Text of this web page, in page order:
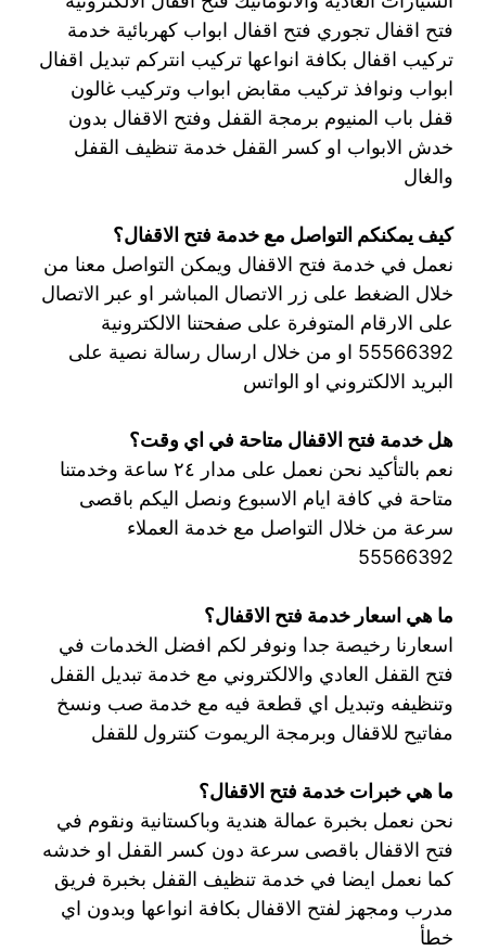
فتح اقفال تجوري فتح اقفال ابواب كهربائية خدمة
تركيب اقفال بكافة انواعها تركيب انتركم تبديل اقفال
ابواب ونوافذ تركيب مقابض ابواب وتركيب غالون
قفل باب المنيوم برمجة القفل وفتح الاقفال بدون
خدش الابواب او كسر القفل خدمة تنظيف القفل
والغال
كيف يمكنكم التواصل مع خدمة فتح الاقفال؟
نعمل في خدمة فتح الاقفال ويمكن التواصل معنا من
خلال الضغط على زر الاتصال المباشر او عبر الاتصال
على الارقام المتوفرة على صفحتنا الالكترونية
55566392 او من خلال ارسال رسالة نصية على
البريد الالكتروني او الواتس
هل خدمة فتح الاقفال متاحة في اي وقت؟
نعم بالتأكيد نحن نعمل على مدار ٢٤ ساعة وخدمتنا
متاحة في كافة ايام الاسبوع ونصل اليكم باقصى
سرعة من خلال التواصل مع خدمة العملاء
55566392
ما هي اسعار خدمة فتح الاقفال؟
اسعارنا رخيصة جدا ونوفر لكم افضل الخدمات في
فتح القفل العادي والالكتروني مع خدمة تبديل القفل
وتنظيفه وتبديل اي قطعة فيه مع خدمة صب ونسخ
مفاتيح للاقفال وبرمجة الريموت كنترول للقفل
ما هي خبرات خدمة فتح الاقفال؟
نحن نعمل بخبرة عمالة هندية وباكستانية ونقوم في
فتح الاقفال باقصى سرعة دون كسر القفل او خدشه
كما نعمل ايضا في خدمة تنظيف القفل بخبرة فريق
مدرب ومجهز لفتح الاقفال بكافة انواعها وبدون اي
خطأ